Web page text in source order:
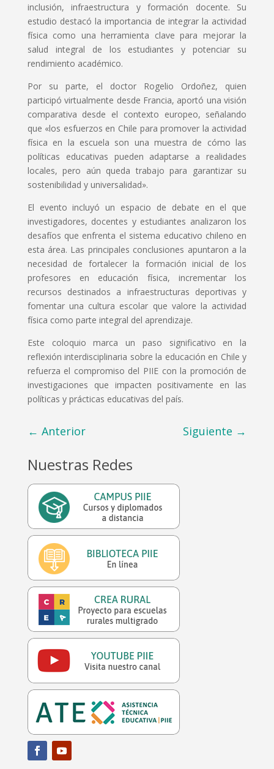
inclusión, infraestructura y formación docente. Su
estudio destacó la importancia de integrar la actividad
física como una herramienta clave para mejorar la
salud integral de los estudiantes y potenciar su
rendimiento académico.
Por su parte, el doctor Rogelio Ordoñez, quien
participó virtualmente desde Francia, aportó una visión
comparativa desde el contexto europeo, señalando
que «los esfuerzos en Chile para promover la actividad
física en la escuela son una muestra de cómo las
políticas educativas pueden adaptarse a realidades
locales, pero aún queda trabajo para garantizar su
sostenibilidad y universalidad».
El evento incluyó un espacio de debate en el que
investigadores, docentes y estudiantes analizaron los
desafíos que enfrenta el sistema educativo chileno en
esta área. Las principales conclusiones apuntaron a la
necesidad de fortalecer la formación inicial de los
profesores en educación física, incrementar los
recursos destinados a infraestructuras deportivas y
fomentar una cultura escolar que valore la actividad
física como parte integral del aprendizaje.
Este coloquio marca un paso significativo en la
reflexión interdisciplinaria sobre la educación en Chile y
refuerza el compromiso del PIIE con la promoción de
investigaciones que impacten positivamente en las
políticas y prácticas educativas del país.
← Anterior Siguiente →
Nuestras Redes